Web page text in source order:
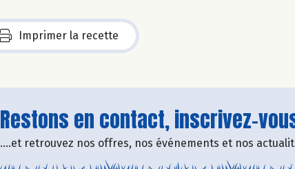
Imprimer la recette
Restons en contact, inscrivez-
....et retrouvez nos offres, nos événements et nos